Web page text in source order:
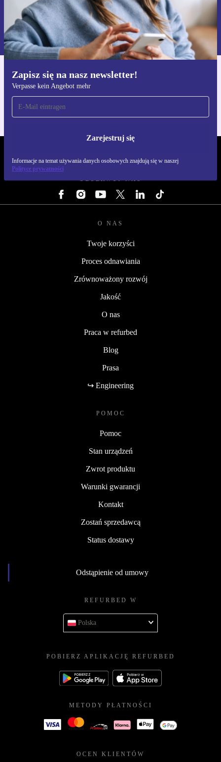
Zapisz się na nasz newsletter!
Verpasse kein Angebot mehr
Zarejestruj się
Informacje na temat używania danych osobowych znajdują się w naszej
Polityce prywatności
Zarejestruj się
Informacje na temat używania danych osobowych znajdują się w
naszej
Polityce prywatności
Pobierz aplikację refurbed
Dla iOS i Android
OBSERWUJ NAS
O NAS
Twoje korzyści
Proces odnawiania
Zrównoważony rozwój
Jakość
O nas
Praca w refurbed
Blog
Prasa
↪ Engineering
POMOC
Pomoc
Stan urządzeń
Zwrot produktu
Warunki gwarancji
Kontakt
Zostań sprzedawcą
Status dostawy
Odstąpienie od umowy
REFURBED W
Polska
POBIERZ APLIKACJĘ REFURBED
METODY PŁATNOŚCI
OCEN KLIENTÓW